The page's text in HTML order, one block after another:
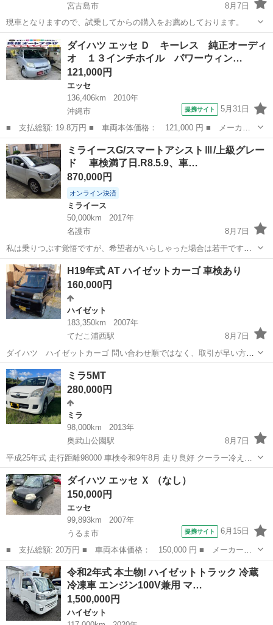
宮古島市
8月7日
現車となりますので、試乗してからの購入をお薦めしております。
沖縄 宮古島市
ダイハツ エッセ Ｄ キーレス 純正オーディ
オ １３インチホイル パワーウィン…
121,000円
エッセ
136,406km
2010年
沖縄市
提携サイト 5月31日
■ 支払総額: 19.8万円 ■ 車両本体価格： 121,000 円 ■ メーカー
名： ダイハツ ■ 車種名： エッセ ■ グレード名： Ｄ キーレ
ス 純正オーディオ １３インチホイル パワーウィンドウ ■ 排気
量： 66...
沖縄 沖縄市 エッセ
ミライースG/スマートアシストⅢ/上級グレー
ド 車検満了日.R8.5.9、車…
870,000円
オンライン決済
ミライース
50,000km
2017年
名護市
8月7日
私は乗りつぶす覚悟ですが、希望者がいらしゃった場合は若干ですが
値下げ交渉に応じます。 車検2ヵ年込み、名義変更込み価格です。 車
購入金額、全てのメンテ金額少しの儲けも上乗せしないで、掛かった
金額を表示しています。 ...
沖縄 名護市 ミライース ハイビーム
H19年式 AT ハイゼットカーゴ 車検あり
160,000円
ハイゼット
183,350km
2007年
てだこ浦西駅
8月7日
ダイハツ ハイゼットカーゴ 問い合わせ順ではなく、取引が早い方が
優先となります。 年式：平成19年3月 型式：LE-S320V 車検：令和9年
4月15日 走行距離：183,350km 修復歴：わからない 2WD、オートマ...
沖縄 沖縄市
ハイゼットカーゴ
ミラ5MT
280,000円
ミラ
98,000km
2013年
奥武山公園駅
8月7日
平成25年式 走行距離98000 車検令和9年8月 走り良好 クーラー冷えま
す😊 2年前に県外から沖縄に持って来て 整備もディーラーに全てお願
いしてます！ 全体的に状態良く クーラーも冷えますので マニュアル
お探しの方...
沖縄 島尻郡 奥武山公園駅
ダイハツ エッセ Ｘ （なし）
150,000円
エッセ
99,893km
2007年
うるま市
提携サイト 6月15日
■ 支払総額: 20万円 ■ 車両本体価格： 150,000 円 ■ メーカー
名： ダイハツ ■ 車種名： エッセ ■ グレード名： Ｘ ■ 排気
量： 660cc ■ ドア枚数： 5D ■ ミッション： AT3速 ■ 店舗...
沖縄 うるま市 エッセ
令和2年式 本土物! ハイゼットトラック 冷蔵
冷凍車 エンジン100V兼用 マ…
1,500,000円
ハイゼット